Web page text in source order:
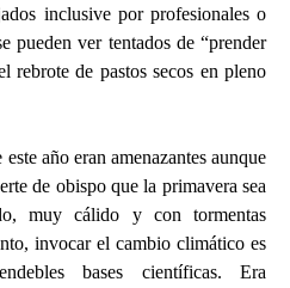
inclusive por profesionales o
pueden ver tentados de “prender
rebrote de pastos secos en pleno
año eran amenazantes aunque
de obispo que la primavera sea
muy cálido y con tormentas
invocar el cambio climático es
bases científicas. Era